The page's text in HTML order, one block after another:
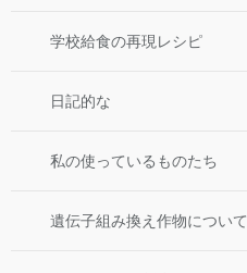
学校給食の再現レシピ
日記的な
私の使っているものたち
遺伝子組み換え作物について